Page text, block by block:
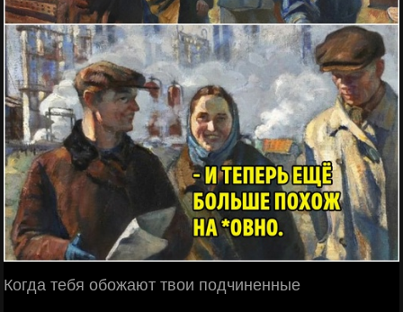
Когда тебя обожают твои подчиненные